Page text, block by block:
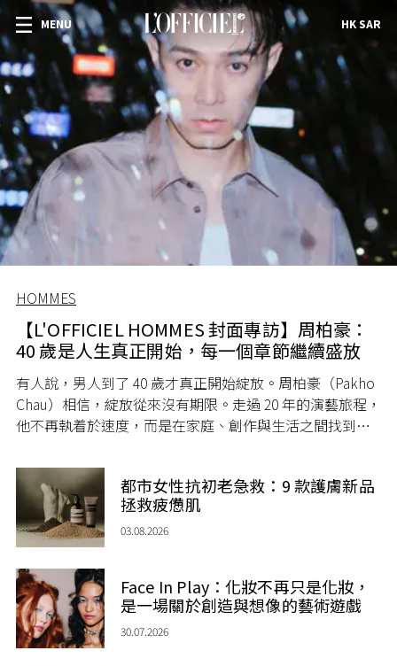
MENU HK SAR
HOMMES
【L'OFFICIEL HOMMES 封面專訪】周柏豪：
40 歲是人生真正開始，每一個章節繼續盛放
有人說，男人到了 40 歲才真正開始綻放。周柏豪（Pakho
Chau）相信，綻放從來沒有期限。走過 20 年的演藝旅程，
他不再執着於速度，而是在家庭、創作與生活之間找到屬
都市女性抗初老急救：9 款護膚新品
拯救疲憊肌
03.08.2026
Face In Play：化妝不再只是化妝，
是一場關於創造與想像的藝術遊戲
30.07.2026